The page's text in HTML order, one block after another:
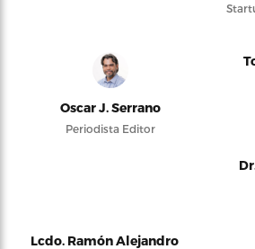
Oscar J. Serrano
Periodista Editor
Lcdo. Ramón Alejandro